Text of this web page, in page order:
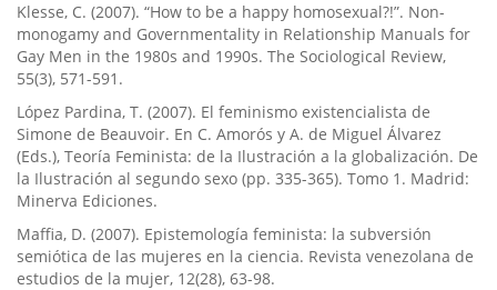
Klesse, C. (2007). “How to be a happy homosexual?!”. Non-
monogamy and Governmentality in Relationship Manuals for
Gay Men in the 1980s and 1990s. The Sociological Review,
55(3), 571-591.
López Pardina, T. (2007). El feminismo existencialista de
Simone de Beauvoir. En C. Amorós y A. de Miguel Álvarez
(Eds.), Teoría Feminista: de la Ilustración a la globalización. De
la Ilustración al segundo sexo (pp. 335-365). Tomo 1. Madrid:
Minerva Ediciones.
Maffia, D. (2007). Epistemología feminista: la subversión
semiótica de las mujeres en la ciencia. Revista venezolana de
estudios de la mujer, 12(28), 63-98.